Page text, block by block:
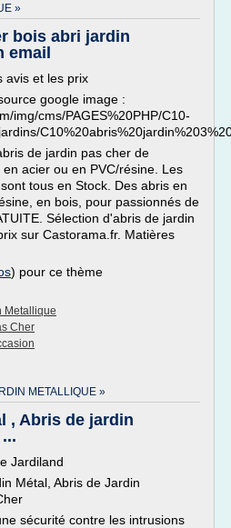
»
bois abri jardin
email
avis et les prix
google image :
img/cms/PAGES%20PHP/C10-
de jardin pas cher de
acier ou en PVC/résine. Les
tous en Stock. Des abris en
en bois, pour passionnés de
Sélection d'abris de jardin
sur Castorama.fr. Matières
) pour ce thème
Metallique
Cher
METALLIQUE »
, Abris de jardin
Jardiland
Métal, Abris de Jardin
sécurité contre les intrusions